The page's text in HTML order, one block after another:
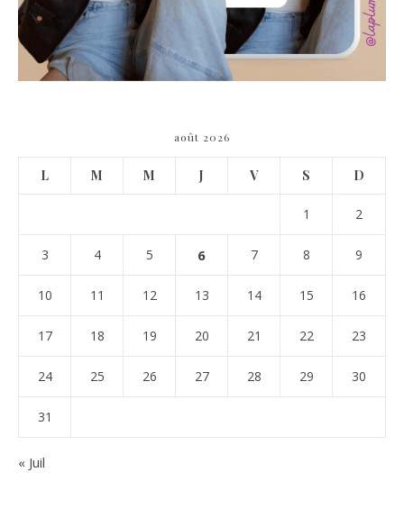
août 2026
L M M J V S D
1 2
3 4 5 6 7 8 9
10 11 12 13 14 15 16
17 18 19 20 21 22 23
24 25 26 27 28 29 30
31
« Juil